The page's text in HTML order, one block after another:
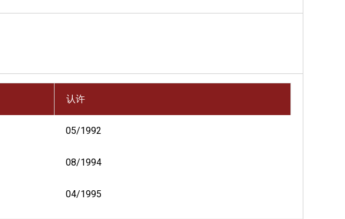
认许
05/1992
08/1994
04/1995